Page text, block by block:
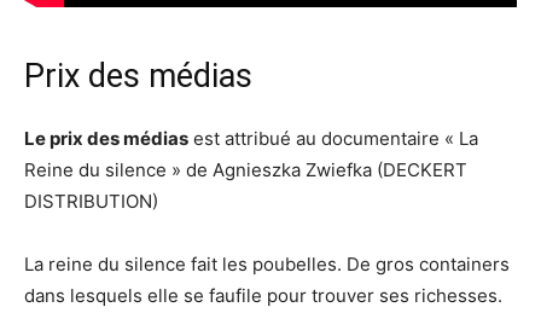
Prix des médias
Le prix des médias est attribué au documentaire « La
Reine du silence » de Agnieszka Zwiefka (DECKERT
DISTRIBUTION)
La reine du silence fait les poubelles. De gros containers
dans lesquels elle se faufile pour trouver ses richesses.